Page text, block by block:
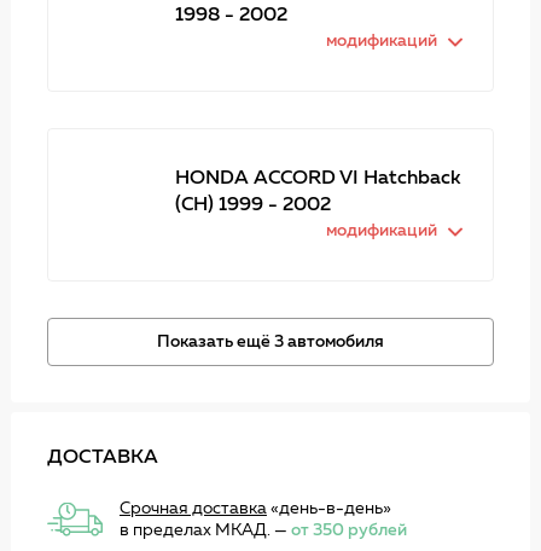
1998 - 2002
модификаций
HONDA ACCORD VI Hatchback
(CH) 1999 - 2002
модификаций
Показать ещё 3 автомобиля
ДОСТАВКА
Срочная доставка«день-в-день»
в пределах МКАД. — от 350 рублей